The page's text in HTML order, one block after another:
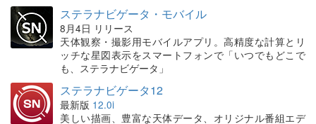
ステラナビゲータ・モバイル
8月4日 リリース
天体観察・撮影用モバイルアプリ。高精度な計算とリ
ッチな星図表示をスマートフォンで「いつでもどこで
も、ステラナビゲータ」
ステラナビゲータ12
最新版 12.0i
美しい描画、豊富な天体データ、オリジナル番組エデ